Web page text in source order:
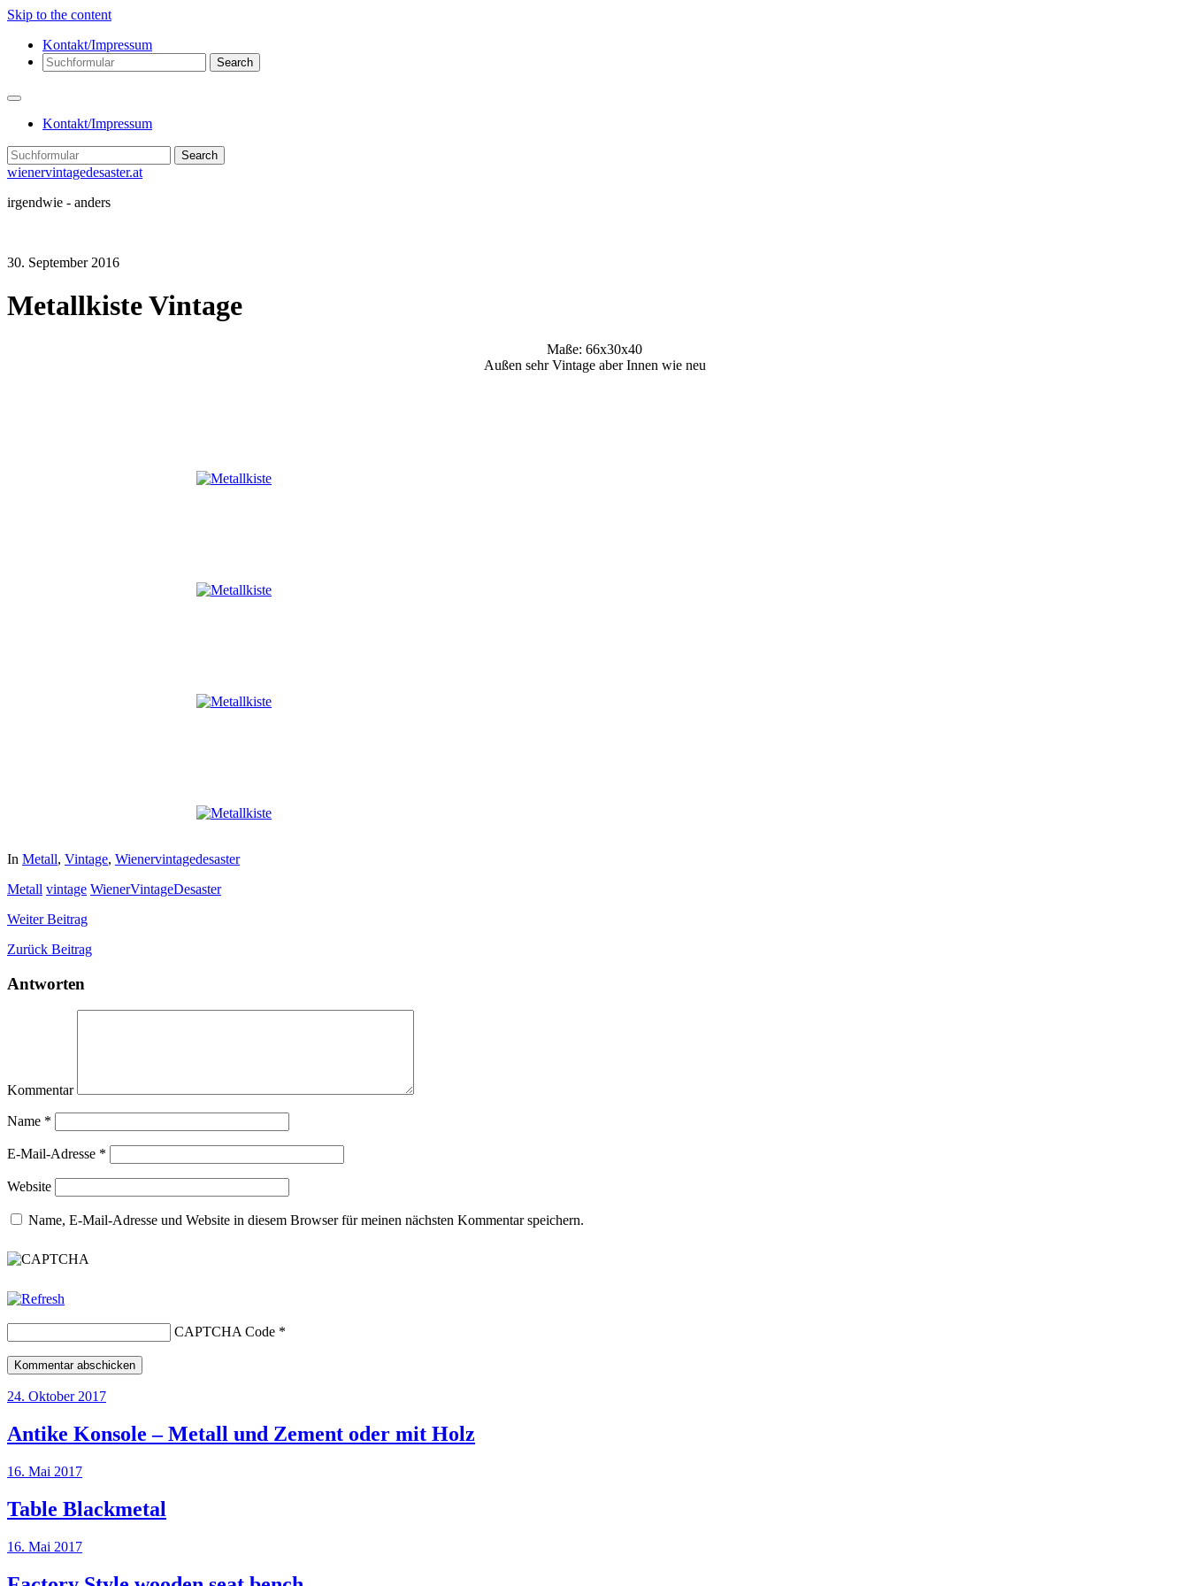
Skip to the content
Kontakt/Impressum
Search
Kontakt/Impressum
Search
wienervintagedesaster.at
irgendwie - anders
30. September 2016
Metallkiste Vintage
Maße: 66x30x40
Außen sehr Vintage aber Innen wie neu
In Metall, Vintage, Wienervintagedesaster
Metall vintage WienerVintageDesaster
WeiterBeitrag
Zurück Beitrag
Antworten
Kommentar
Name *
E-Mail-Adresse *
Website
Name, E-Mail-Adresse und Website in diesem Browser für meinen nächsten Kommentar speichern.
CAPTCHA Code *
24. Oktober 2017
Antike Konsole – Metall und Zement oder mit Holz
16. Mai 2017
Table Blackmetal
16. Mai 2017